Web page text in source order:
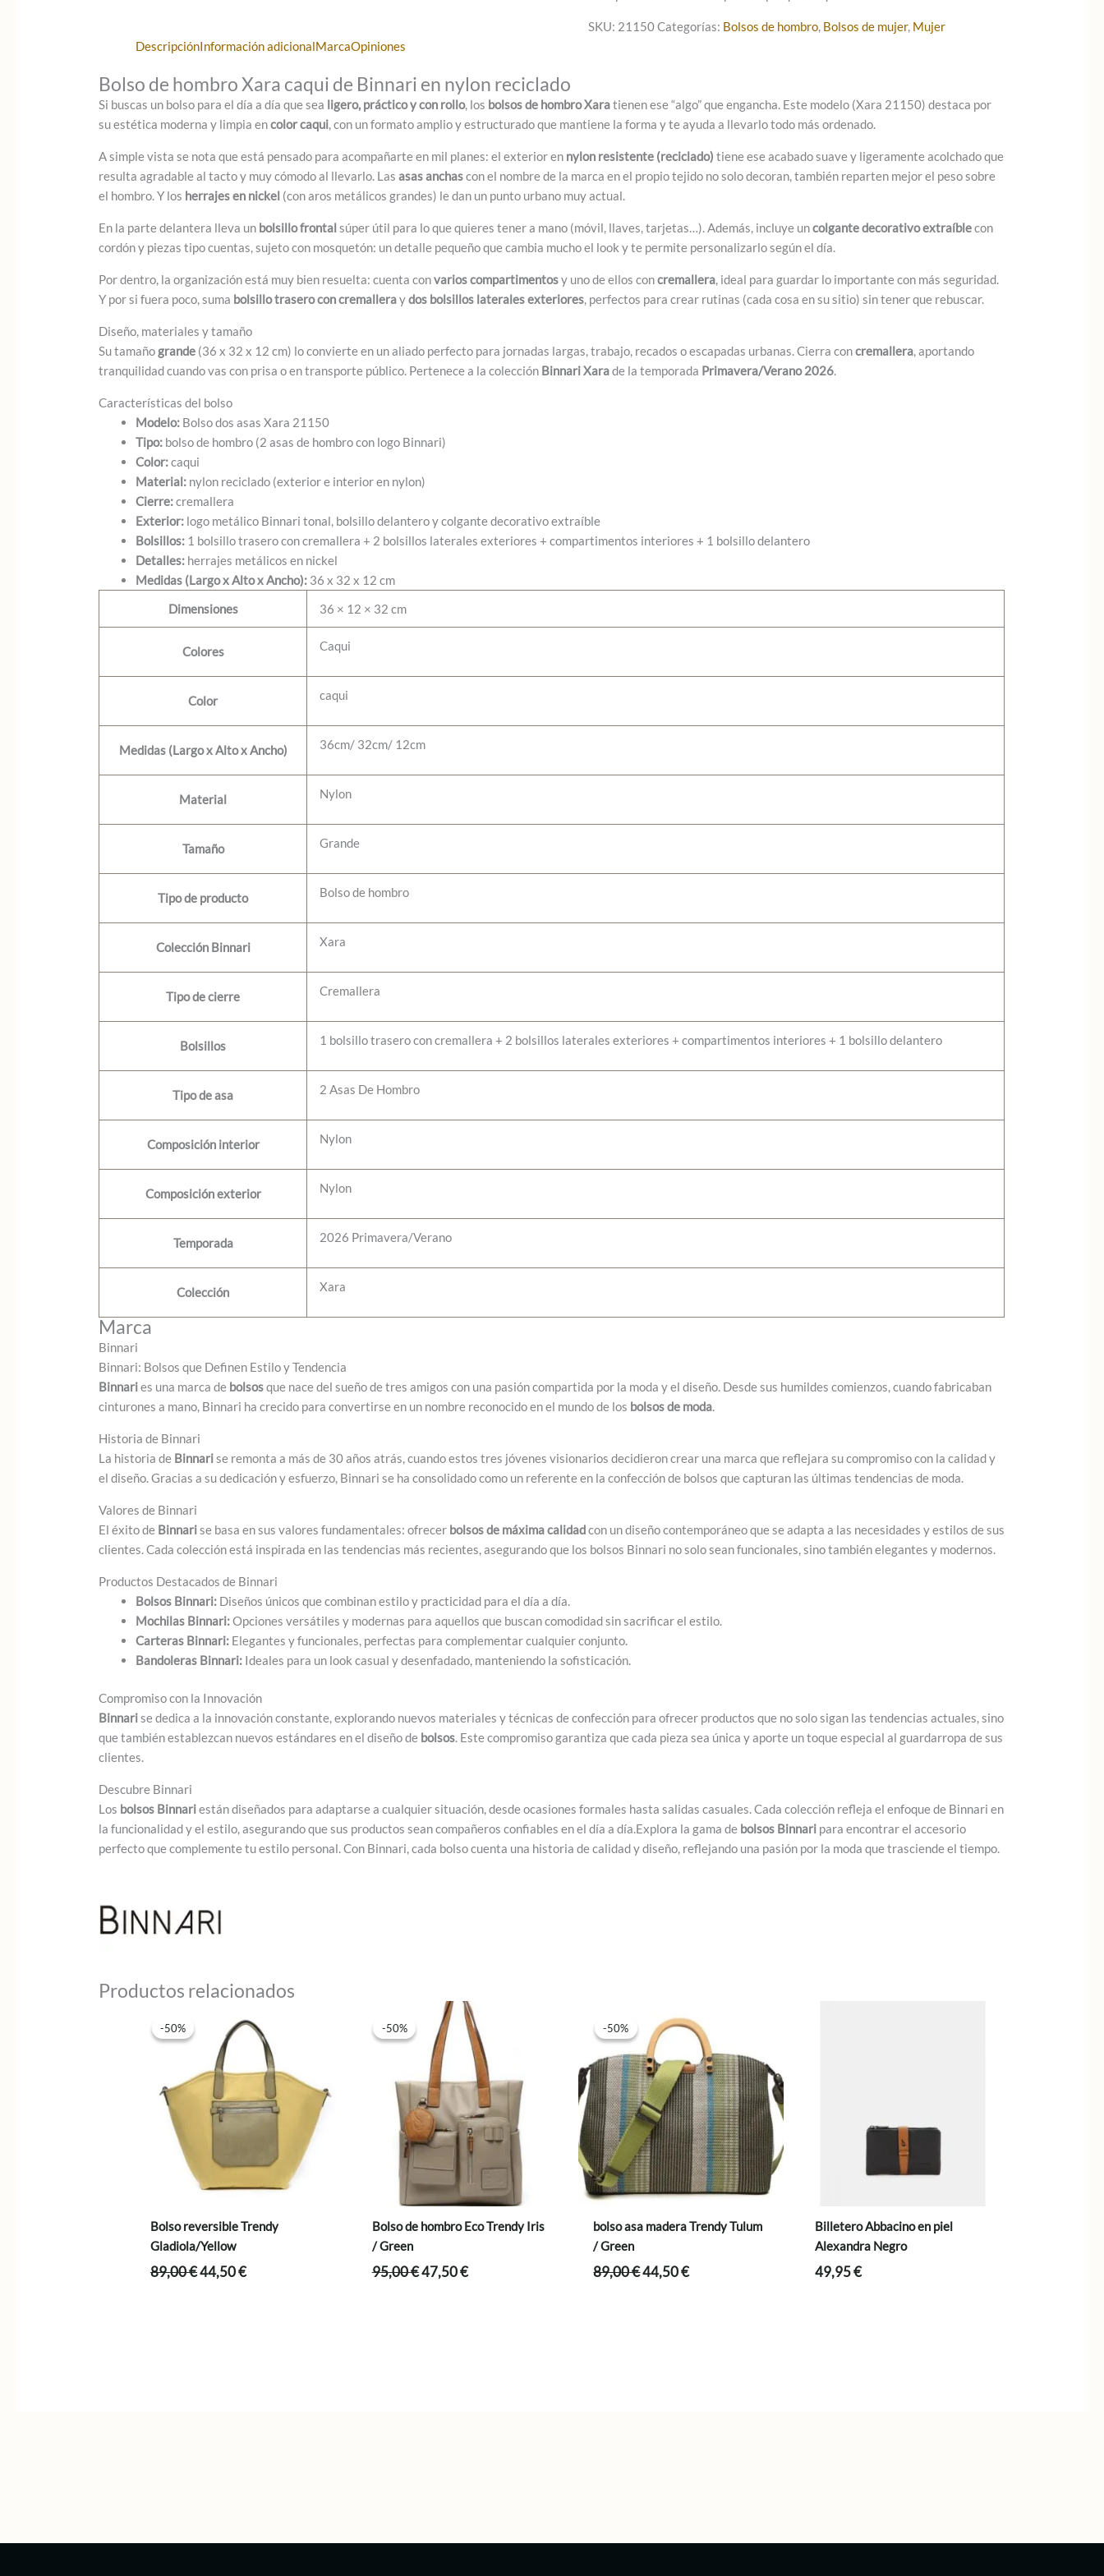
SKU: 21150Categorías: Bolsos de hombro, Bolsos de mujer, Mujer
DescripciónInformación adicionalMarcaOpiniones
Bolso de hombro Xara caqui de Binnari en nylon reciclado
Si buscas un bolso para el día a día que sea ligero, práctico y con rollo, los bolsos de hombro Xaratienen ese “algo” que engancha. Este modelo (Xara 21150) destaca por
su estética moderna y limpia encolor caqui, con un formato amplio y estructurado que mantiene la forma y te ayuda a llevarlo todo más ordenado.
A simple vista se nota que está pensado para acompañarte en mil planes: el exterior en nylon resistente (reciclado) tiene ese acabado suave y ligeramente acolchado que
resulta agradable al tacto y muy cómodo al llevarlo. Lasasas anchascon el nombre de la marca en el propio tejido no solo decoran, también reparten mejor el peso sobre
el hombro. Y los herrajes en nickel (con aros metálicos grandes) le dan un punto urbano muy actual.
En la parte delantera lleva un bolsillo frontalsúper útil para lo que quieres tener a mano (móvil, llaves, tarjetas…). Además, incluye uncolgante decorativo extraíblecon
cordón y piezas tipo cuentas, sujeto con mosquetón: un detalle pequeño que cambia mucho el look y te permite personalizarlo según el día.
Por dentro, la organización está muy bien resuelta: cuenta convarios compartimentosy uno de ellos concremallera, ideal para guardar lo importante con más seguridad.
Y por si fuera poco, suma bolsillo trasero con cremalleraydos bolsillos laterales exteriores, perfectos para crear rutinas (cada cosa en su sitio) sin tener que rebuscar.
Diseño, materiales y tamaño
Su tamañogrande (36 x 32 x 12 cm) lo convierte en un aliado perfecto para jornadas largas, trabajo, recados o escapadas urbanas. Cierra concremallera, aportando
tranquilidad cuando vas con prisa o en transporte público. Pertenece a la colección Binnari Xarade la temporada Primavera/Verano 2026.
Características del bolso
Modelo: Bolso dos asas Xara 21150
Tipo: bolso de hombro (2 asas de hombro con logo Binnari)
Color:caqui
Material: nylon reciclado (exterior e interior en nylon)
Cierre:cremallera
Exterior: logo metálico Binnari tonal, bolsillo delantero y colgante decorativo extraíble
Bolsillos: 1 bolsillo trasero con cremallera + 2 bolsillos laterales exteriores + compartimentos interiores + 1 bolsillo delantero
Detalles: herrajes metálicos en nickel
Medidas (Largo x Alto x Ancho): 36 x 32 x 12 cm
Dimensiones
36 × 12 × 32 cm
Colores Caqui
Color caqui
Medidas (Largo x Alto x Ancho) 36cm/ 32cm/ 12cm
Material Nylon
Tamaño Grande
Tipo de producto Bolso de hombro
Colección Binnari Xara
Tipo de cierre Cremallera
Bolsillos 1 bolsillo trasero con cremallera + 2 bolsillos laterales exteriores + compartimentos interiores + 1 bolsillo delantero
Tipo de asa 2 Asas De Hombro
Composición interior Nylon
Composición exterior Nylon
Temporada 2026 Primavera/Verano
Colección Xara
Marca
Binnari
Binnari: Bolsos que Definen Estilo y Tendencia
Binnaries una marca de bolsosque nace del sueño de tres amigos con una pasión compartida por la moda y el diseño. Desde sus humildes comienzos, cuando fabricaban
cinturones a mano, Binnari ha crecido para convertirse en un nombre reconocido en el mundo de los bolsos de moda.
Historia de Binnari
La historia de Binnarise remonta a más de 30 años atrás, cuando estos tres jóvenes visionarios decidieron crear una marca que reflejara su compromiso con la calidad y
el diseño. Gracias a su dedicación y esfuerzo, Binnari se ha consolidado como un referente en la confección de bolsos que capturan las últimas tendencias de moda.
Valores de Binnari
El éxito de Binnarise basa en sus valores fundamentales: ofrecer bolsos de máxima calidadcon un diseño contemporáneo que se adapta a las necesidades y estilos de sus
clientes. Cada colección está inspirada en las tendencias más recientes, asegurando que los bolsos Binnari no solo sean funcionales, sino también elegantes y modernos.
Productos Destacados de Binnari
Bolsos Binnari: Diseños únicos que combinan estilo y practicidad para el día a día.
Mochilas Binnari:Opciones versátiles y modernas para aquellos que buscan comodidad sin sacrificar el estilo.
Carteras Binnari: Elegantes y funcionales, perfectas para complementar cualquier conjunto.
Bandoleras Binnari: Ideales para un look casual y desenfadado, manteniendo la sofisticación.
Compromiso con la Innovación
Binnarise dedica a la innovación constante, explorando nuevos materiales y técnicas de confección para ofrecer productos que no solo sigan las tendencias actuales, sino
que también establezcan nuevos estándares en el diseño de bolsos. Este compromiso garantiza que cada pieza sea única y aporte un toque especial al guardarropa de sus
clientes.
Descubre Binnari
Los bolsos Binnariestán diseñados para adaptarse a cualquier situación, desde ocasiones formales hasta salidas casuales. Cada colección refleja el enfoque de Binnari en
la funcionalidad y el estilo, asegurando que sus productos sean compañeros confiables en el día a día.Explora la gama de bolsos Binnari para encontrar el accesorio
perfecto que complemente tu estilo personal. Con Binnari, cada bolso cuenta una historia de calidad y diseño, reflejando una pasión por la moda que trasciende el tiempo.
Productos relacionados
-50%
-50%
Bolso reversible Trendy
Gladiola/Yellow
89,00€El
44,50€El
-50%
-50%
Bolso de hombro Eco Trendy Iris
/ Green
95,00€El
47,50€El
-50%
-50%
bolso asa madera Trendy Tulum
/ Green
89,00€El
44,50€El
Billetero Abbacino en piel
Alexandra Negro
49,95€